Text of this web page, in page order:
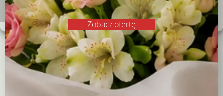
Polityka plików cookiesPolityka prywatności
czerwona
3,50zł
Czytaj dalej
5,00zł
Dodaj do koszyka
Zobacz ofertę